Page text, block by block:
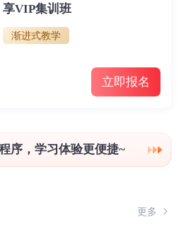
享VIP集训班
渐进式教学
立即报名
序，学习体验更便捷~
更多